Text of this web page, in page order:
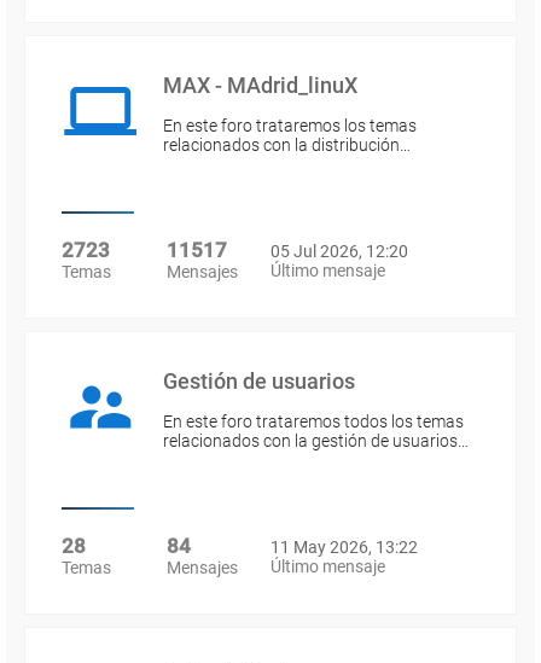
MAX - MAdrid_linuX
En este foro trataremos los temas
relacionados con la distribución…
2723
Temas
11517
Mensajes
05 Jul 2026, 12:20
Último mensaje
Gestión de usuarios
En este foro trataremos todos los temas
relacionados con la gestión de usuarios…
28
Temas
84
Mensajes
11 May 2026, 13:22
Último mensaje